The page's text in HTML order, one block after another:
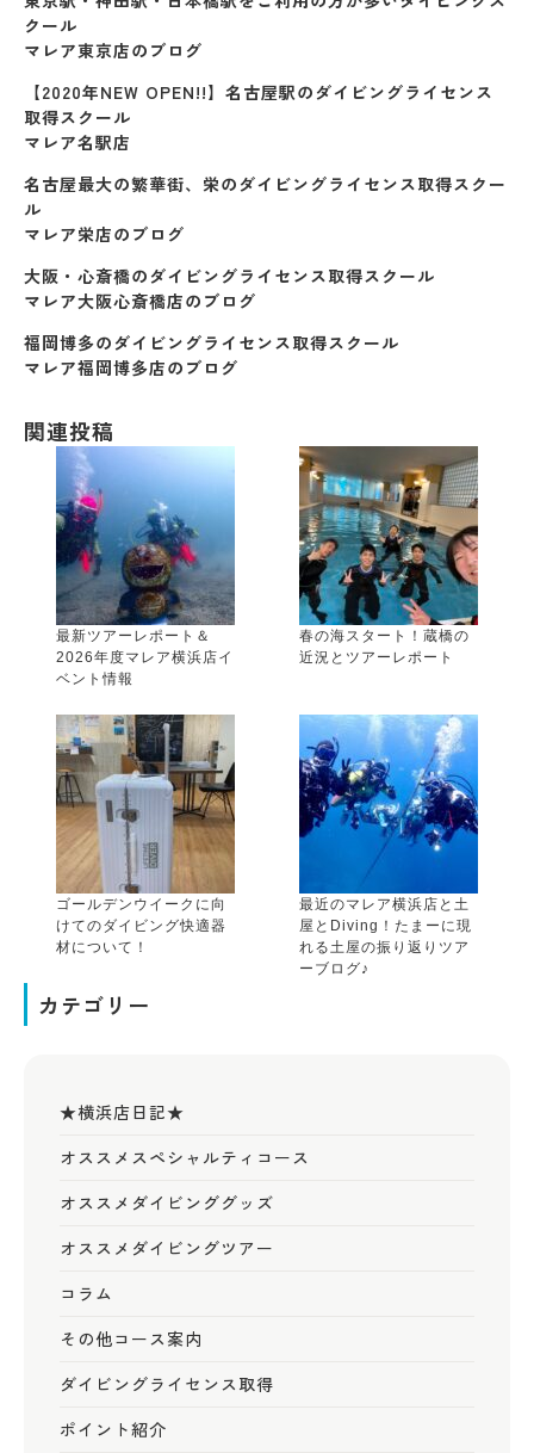
クール
マレア東京店のブログ
【2020年NEW OPEN!!】名古屋駅のダイビングライセンス
取得スクール
マレア名駅店
名古屋最大の繁華街、栄のダイビングライセンス取得スクー
ル
マレア栄店のブログ
大阪・心斎橋のダイビングライセンス取得スクール
マレア大阪心斎橋店のブログ
福岡博多のダイビングライセンス取得スクール
マレア福岡博多店のブログ
関連投稿
最新ツアーレポート＆
2026年度マレア横浜店イ
ベント情報
春の海スタート！蔵橋の
近況とツアーレポート
ゴールデンウイークに向
けてのダイビング快適器
材について！
最近のマレア横浜店と土
屋とDiving！たまーに現
れる土屋の振り返りツア
ーブログ♪
カテゴリー
★横浜店日記★
オススメスペシャルティコース
オススメダイビンググッズ
オススメダイビングツアー
コラム
その他コース案内
ダイビングライセンス取得
ポイント紹介